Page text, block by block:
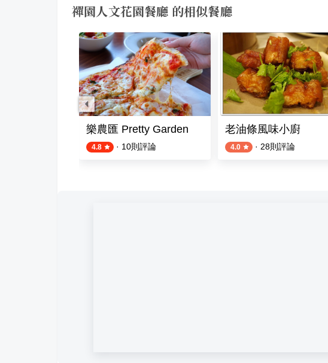
禪園人文花園餐廳 的相似餐廳
樂農匯 Pretty Garden
4.8 · 10則評論
老油條風味小廚
4.0 · 28則評論